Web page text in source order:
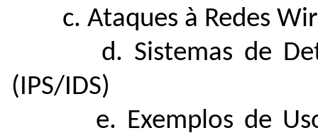
c. Ataques à Redes
d. Sistemas de
(IPS/IDS)
e. Exemplos de Uso